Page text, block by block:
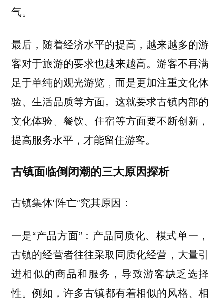
气。
最后，随着经济水平的提高， 越来越多的游
客对于旅游的要求也越来越高。游客不再满
足于单纯的观光游览，而是更加注重文化体
验、生活品质等方面。这就要求古镇内部的
文化体验、餐饮、住宿等方面要不断创新，
提高服务水平，才能留住游客。
古镇面临倒闭潮的三大原因探析
古镇集体“阵亡”究其原因：
一是“产品方面”：产品同质化、模式单一，
古镇的经营者往往采取同质化经营，大量引
进相似的商品和服务，导致游客缺乏选择
性。例如，许多古镇都有着相似的风格、相